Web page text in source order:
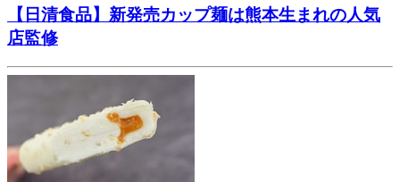
【日清食品】新発売カップ麺は熊本生まれの人気
店監修